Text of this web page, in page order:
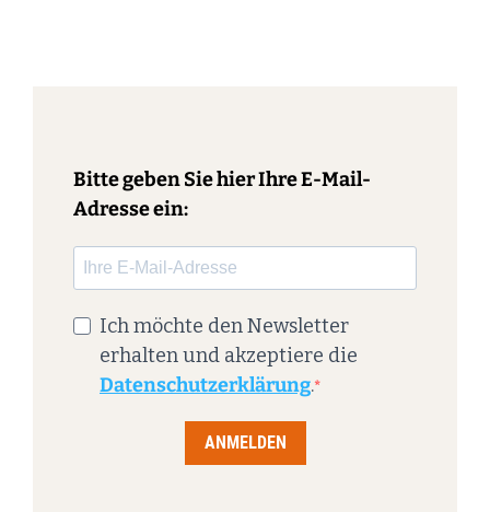
Bitte geben Sie hier Ihre E-Mail-
Adresse ein:
Ich möchte den Newsletter
erhalten und akzeptiere die
Datenschutzerklärung.
ANMELDEN